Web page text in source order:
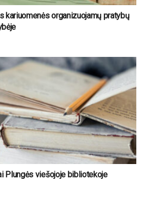
kariuomenės organizuojamų pratybų
Plungės viešojoje bibliotekoje